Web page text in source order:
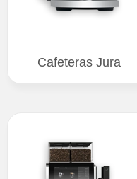
Cafeteras Jura